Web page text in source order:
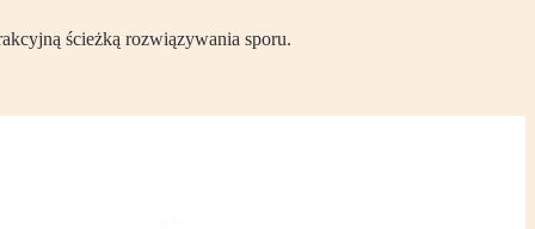
ścieżką rozwiązywania sporu.